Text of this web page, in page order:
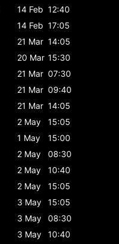
14 Feb 12:40
14 Feb 17:05
21 Mar 14:05
20 Mar 15:30
21 Mar 07:30
21 Mar 09:40
21 Mar 14:05
2 May
15:05
1 May
15:00
2 May
08:30
2 May
10:40
2 May
15:05
3 May
15:05
3 May
08:30
3 May
10:40